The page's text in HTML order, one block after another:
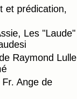
et prédication,
Les "Laude"
Raymond Lulle
Ange de